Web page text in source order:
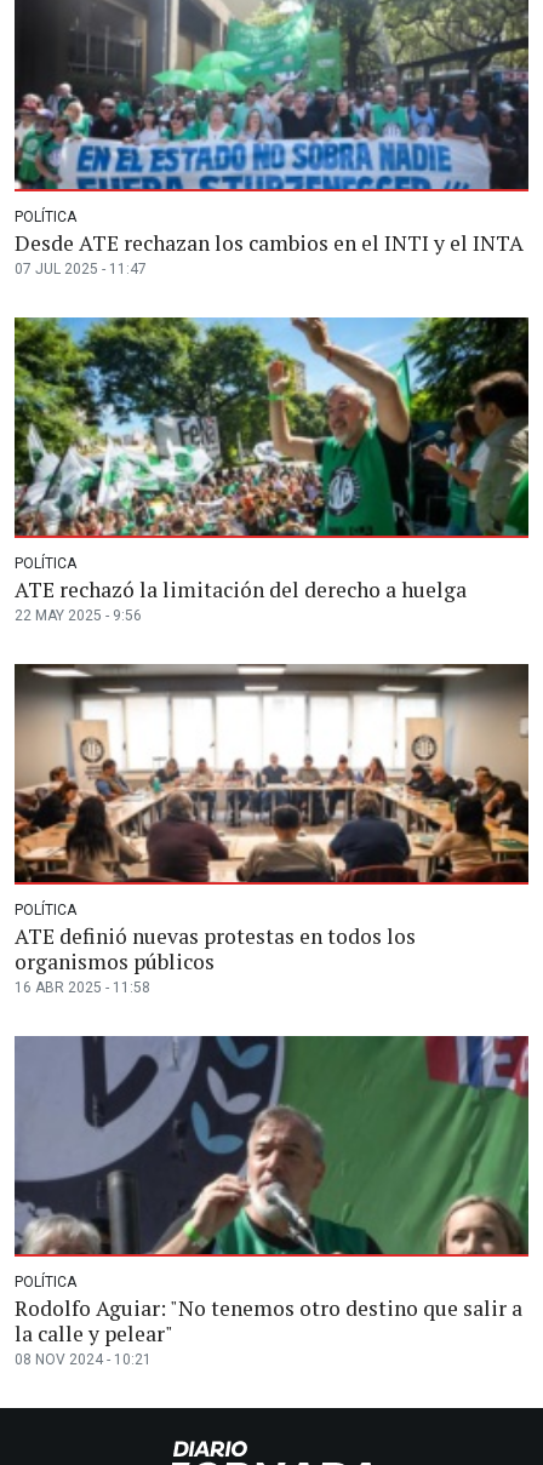
POLÍTICA
Desde ATE rechazan los cambios en el INTI y el INTA
07 JUL 2025 - 11:47
POLÍTICA
ATE rechazó la limitación del derecho a huelga
22 MAY 2025 - 9:56
POLÍTICA
ATE definió nuevas protestas en todos los
organismos públicos
16 ABR 2025 - 11:58
POLÍTICA
Rodolfo Aguiar: "No tenemos otro destino que salir a
la calle y pelear"
08 NOV 2024 - 10:21